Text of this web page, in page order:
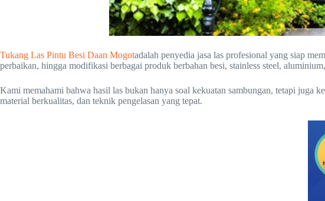
Tukang Las Pintu Besi Daan Mogotadalah penyedia jasa las profesional yang siap
perbaikan, hingga modifikasi berbagai produk berbahan besi, stainless steel,
Kami memahami bahwa hasil las bukan hanya soal kekuatan sambungan, tetapi juga
material berkualitas, dan teknik pengelasan yang tepat.